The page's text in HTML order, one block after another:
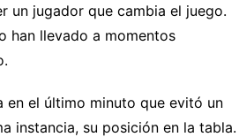
un jugador que cambia el juego.
han llevado a momentos
en el último minuto que evitó un
instancia, su posición en la tabla.